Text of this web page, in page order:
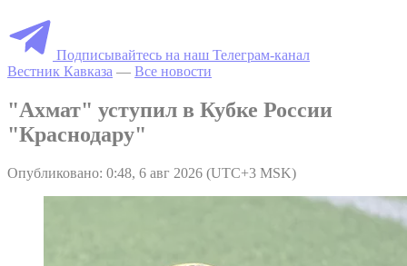
Подписывайтесь на наш Телеграм-канал
Вестник Кавказа — Все новости
"Ахмат" уступил в Кубке России
"Краснодару"
Опубликовано: 0:48, 6 авг 2026 (UTC+3 MSK)